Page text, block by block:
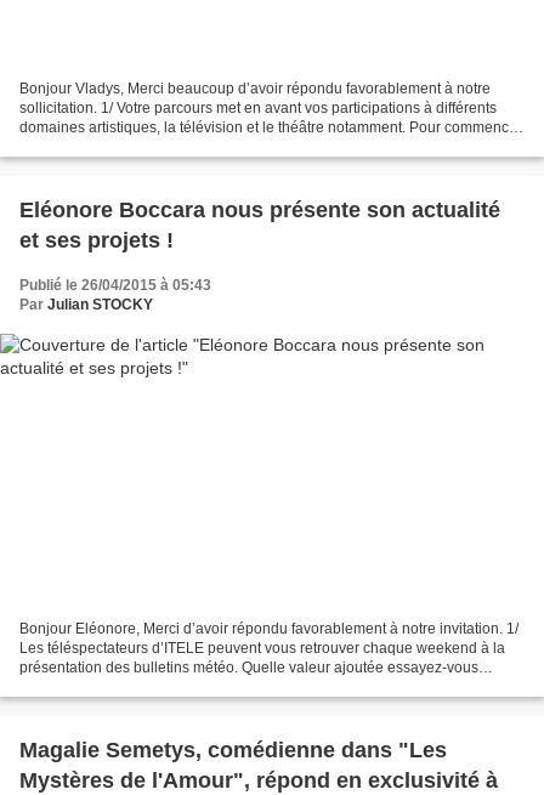
Bonjour Vladys, Merci beaucoup d’avoir répondu favorablement à notre
sollicitation. 1/ Votre parcours met en avant vos participations à différents
domaines artistiques, la télévision et le théâtre notamment. Pour commencer,
Eléonore Boccara nous présente son actualité
et ses projets !
Publié le 26/04/2015 à 05:43
Par Julian STOCKY
Bonjour Eléonore, Merci d’avoir répondu favorablement à notre invitation. 1/
Les téléspectateurs d’ITELE peuvent vous retrouver chaque weekend à la
présentation des bulletins météo. Quelle valeur ajoutée essayez-vous
Magalie Semetys, comédienne dans "Les
Mystères de l'Amour", répond en exclusivité à